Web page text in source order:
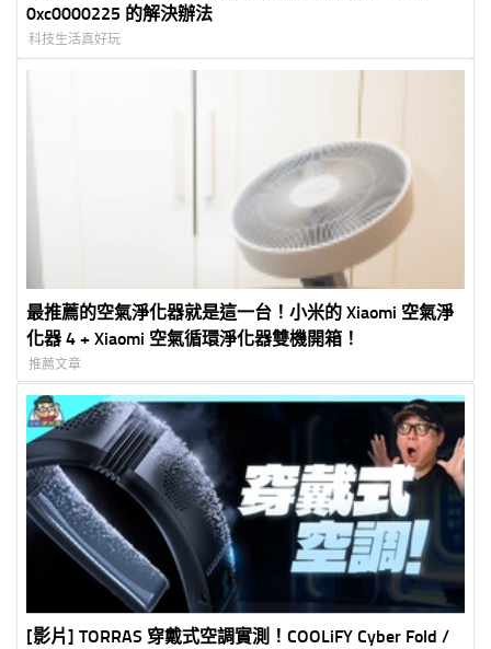
0xc0000225 的解決辦法
科技生活真好玩
最推薦的空氣淨化器就是這一台！小米的 Xiaomi 空氣淨
化器 4 + Xiaomi 空氣循環淨化器雙機開箱！
推薦文章
[影片] TORRAS 穿戴式空調實測！COOLiFY Cyber Fold /